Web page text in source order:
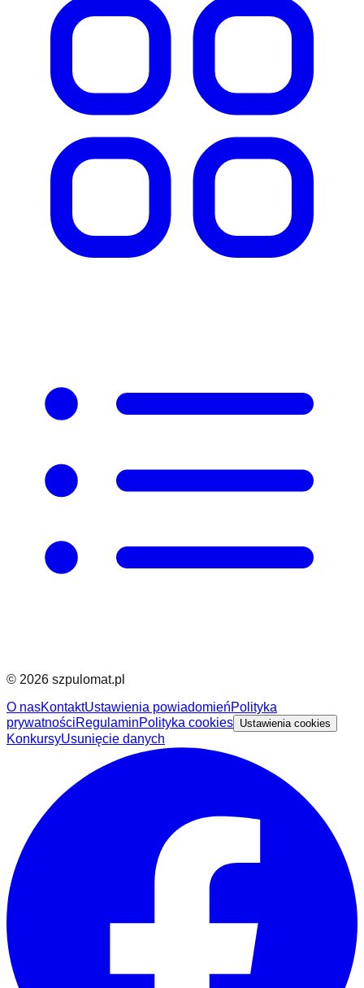
© 2026 szpulomat.pl
O nasKontaktUstawienia powiadomieńPolityka
prywatnościRegulaminPolityka cookies Ustawienia cookies
KonkursyUsunięcie danych